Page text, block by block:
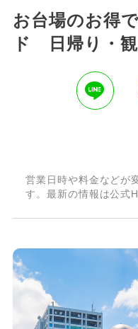
お台場のお得
ド 日帰り・
営業日時や料金などが
す。最新の情報は公式